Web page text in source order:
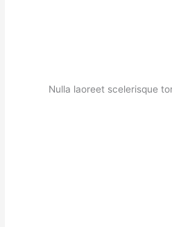
Nulla laoreet scelerisque